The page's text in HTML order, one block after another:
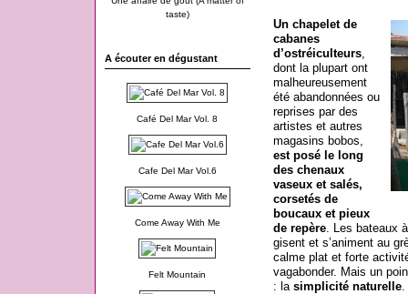
taste)
A écouter en dégustant
Café Del Mar Vol. 8
Cafe Del Mar Vol.6
Come Away With Me
Felt Mountain
Un chapelet de
cabanes
d’ostréiculteurs,
dont la plupart ont
malheureusement
été abandonnées ou
reprises par des
artistes et autres
magasins bobos,
est posé le long
des chenaux
vaseux et salés,
corsetés de
boucaux et pieux
de repère. Les bateaux
gisent et s’animent au
calme plat et forte
vagabonder. Mais un
: la simplicité naturelle.